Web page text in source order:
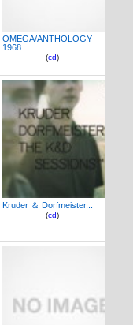
OMEGA/ANTHOLOGY
1968...
(cd)
Kruder ＆ Dorfmeister...
(cd)